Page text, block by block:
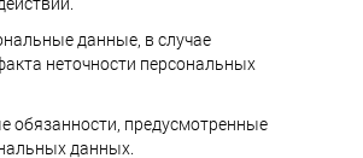
данные, в случае
неточности персональных
обязанности, предусмотренные
данных.